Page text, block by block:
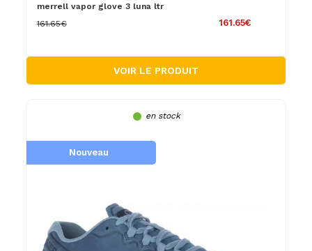
merrell vapor glove 3 luna ltr
161.65€
161.65€
VOIR LE PRODUIT
en stock
Nouveau